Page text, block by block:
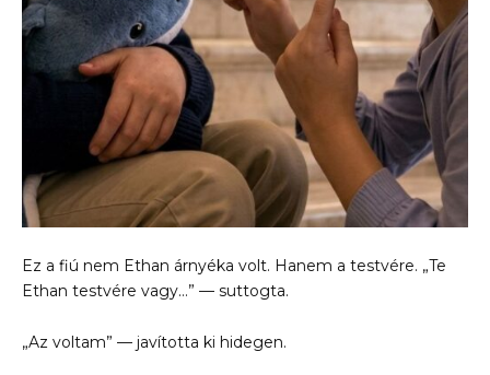
Ez a fiú nem Ethan árnyéka volt. Hanem a testvére. „Te
Ethan testvére vagy…” — suttogta.
„Az voltam” — javította ki hidegen.